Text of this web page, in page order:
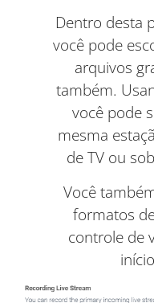
Dentro desta
você pode
arquivos
também.
você pode
mesma
de TV ou
Você
formatos
controle de